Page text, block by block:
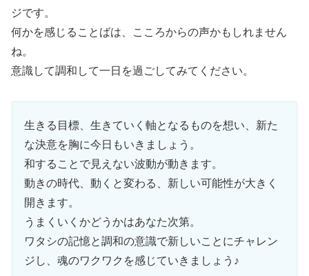
ジです。
何かを感じることばは、こころからの声かもしれません
ね。
意識して調和して一日を過ごしてみてください。
生きる目標、生きていく軸となるものを想い、新た
な決意を胸に今日もいきましょう。
和することで見えない波動が動きます。
動きの時代、動くと変わる、新しい可能性が大きく
開きます。
うまくいくかどうかはあなた次第。
ワタシの記憶と調和の意識で新しいことにチャレン
ジし、魂のワクワクを感じていきましょう♪